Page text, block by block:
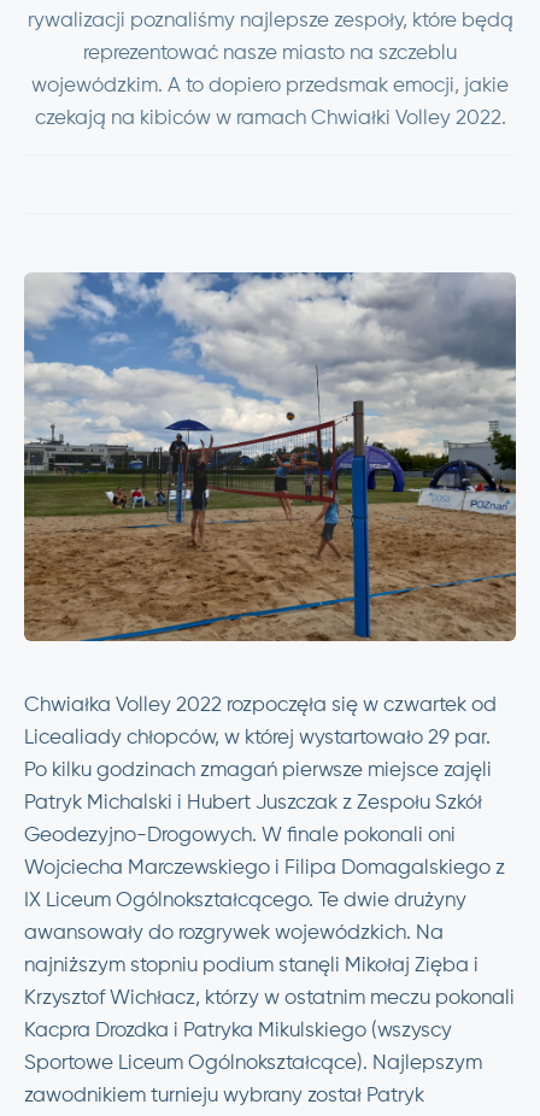
rywalizacji poznaliśmy najlepsze zespoły, które będą
reprezentować nasze miasto na szczeblu
wojewódzkim. A to dopiero przedsmak emocji, jakie
czekają na kibiców w ramach Chwiałki Volley 2022.
Chwiałka Volley 2022 rozpoczęła się w czwartek od
Licealiady chłopców, w której wystartowało 29 par.
Po kilku godzinach zmagań pierwsze miejsce zajęli
Patryk Michalski i Hubert Juszczak z Zespołu Szkół
Geodezyjno-Drogowych. W finale pokonali oni
Wojciecha Marczewskiego i Filipa Domagalskiego z
IX Liceum Ogólnokształcącego. Te dwie drużyny
awansowały do rozgrywek wojewódzkich. Na
najniższym stopniu podium stanęli Mikołaj Zięba i
Krzysztof Wichłacz, którzy w ostatnim meczu pokonali
Kacpra Drozdka i Patryka Mikulskiego (wszyscy
Sportowe Liceum Ogólnokształcące). Najlepszym
zawodnikiem turnieju wybrany został Patryk